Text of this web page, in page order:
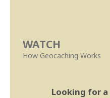
WATCH
How Geocaching Works
Looking for